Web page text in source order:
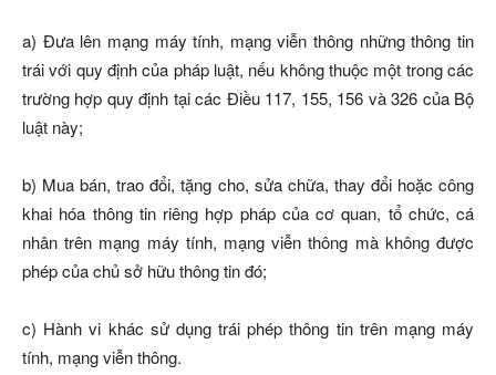
a) Đưa lên mạng máy tính, mạng viễn thông những thông tin
trái với quy định của pháp luật, nếu không thuộc một trong các
trường hợp quy định tại các Điều 117, 155, 156 và 326 của Bộ
luật này;
b) Mua bán, trao đổi, tặng cho, sửa chữa, thay đổi hoặc công
khai hóa thông tin riêng hợp pháp của cơ quan, tổ chức, cá
nhân trên mạng máy tính, mạng viễn thông mà không được
phép của chủ sở hữu thông tin đó;
c) Hành vi khác sử dụng trái phép thông tin trên mạng máy
tính, mạng viễn thông.